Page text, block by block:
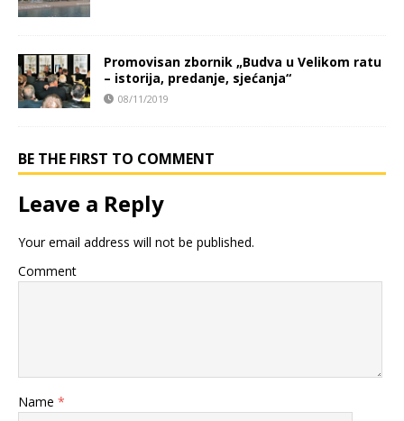
Promovisan zbornik „Budva u Velikom ratu
– istorija, predanje, sjećanja“
08/11/2019
BE THE FIRST TO COMMENT
Leave a Reply
Your email address will not be published.
Comment
Name *